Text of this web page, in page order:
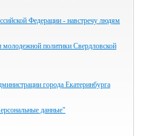
Федерации - навстречу людям
молодежной политики Свердловской
города Екатеринбурга
данные"